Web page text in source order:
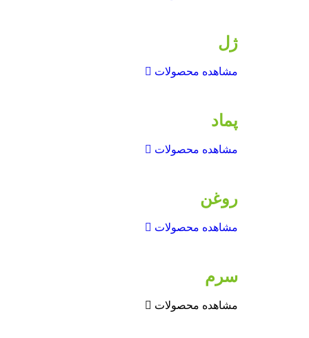
ژل
مشاهده محصولات
پماد
مشاهده محصولات
روغن
مشاهده محصولات
سرم
مشاهده محصولات